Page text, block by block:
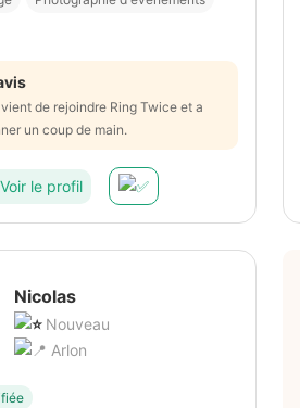
de rejoindre Ring Twice et a
un coup de main.
Voir le profil
Nicolas
Nouveau
Arlon